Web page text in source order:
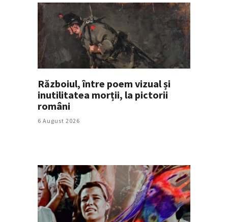
Războiul, între poem vizual și
inutilitatea morții, la pictorii
români
6 August 2026